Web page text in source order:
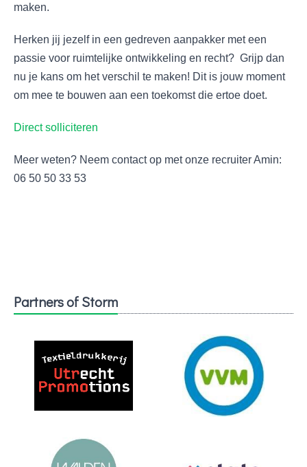
maken.
Herken jij jezelf in een gedreven aanpakker met een
passie voor ruimtelijke ontwikkeling en recht? Grijp dan
nu je kans om het verschil te maken! Dit is jouw moment
om mee te bouwen aan een toekomst die ertoe doet.
Direct solliciteren
Meer weten? Neem contact op met onze recruiter Amin:
06 50 50 33 53
Partners of Storm